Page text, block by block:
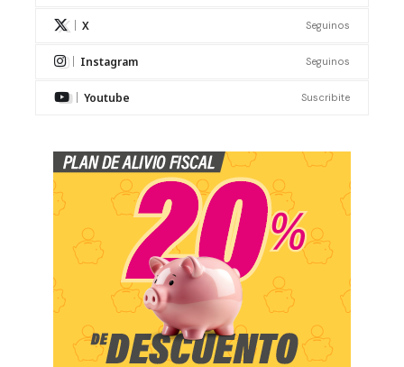
X Seguinos
Instagram Seguinos
Youtube Suscribite